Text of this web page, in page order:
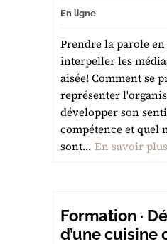
En ligne
Prendre la parole
interpeller les
aisée! Comment se
représenter
développer son
compétence et quel
sont... En savoir
Formation ·
d’une cuisine